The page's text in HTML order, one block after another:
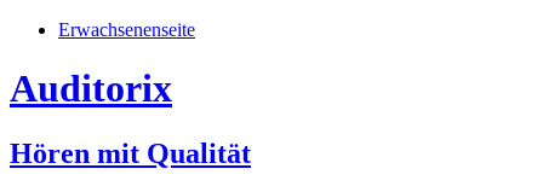
Erwachsenenseite
Auditorix
Hören mit Qualität